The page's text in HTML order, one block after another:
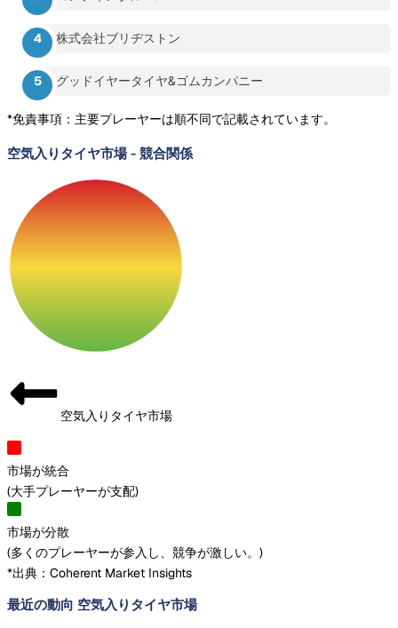
株式会社ブリヂストン
グッドイヤータイヤ&ゴムカンパニー
*免責事項：主要プレーヤーは順不同で記載されています。
空気入りタイヤ市場- 競合関係
空気入りタイヤ市場
市場が統合
(大手プレーヤーが支配)
市場が分散
(多くのプレーヤーが参入し、競争が激しい。 )
*出典：Coherent Market Insights
最近の動向 空気入りタイヤ市場